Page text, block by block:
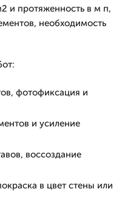
и протяженность в м п,
необходимость
фотофиксация и
и усиление
воссоздание
в цвет стены или